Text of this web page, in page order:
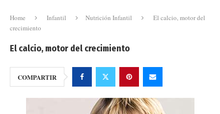
Home Infantil Nutrición Infantil
El calcio, motor del
crecimiento
El calcio, motor del crecimiento
COMPARTIR